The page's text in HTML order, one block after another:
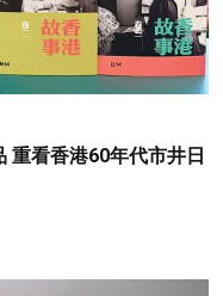
重看香港60年代市井日